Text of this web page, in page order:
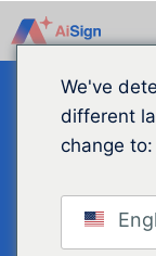
contenuto
We've
different
change to: